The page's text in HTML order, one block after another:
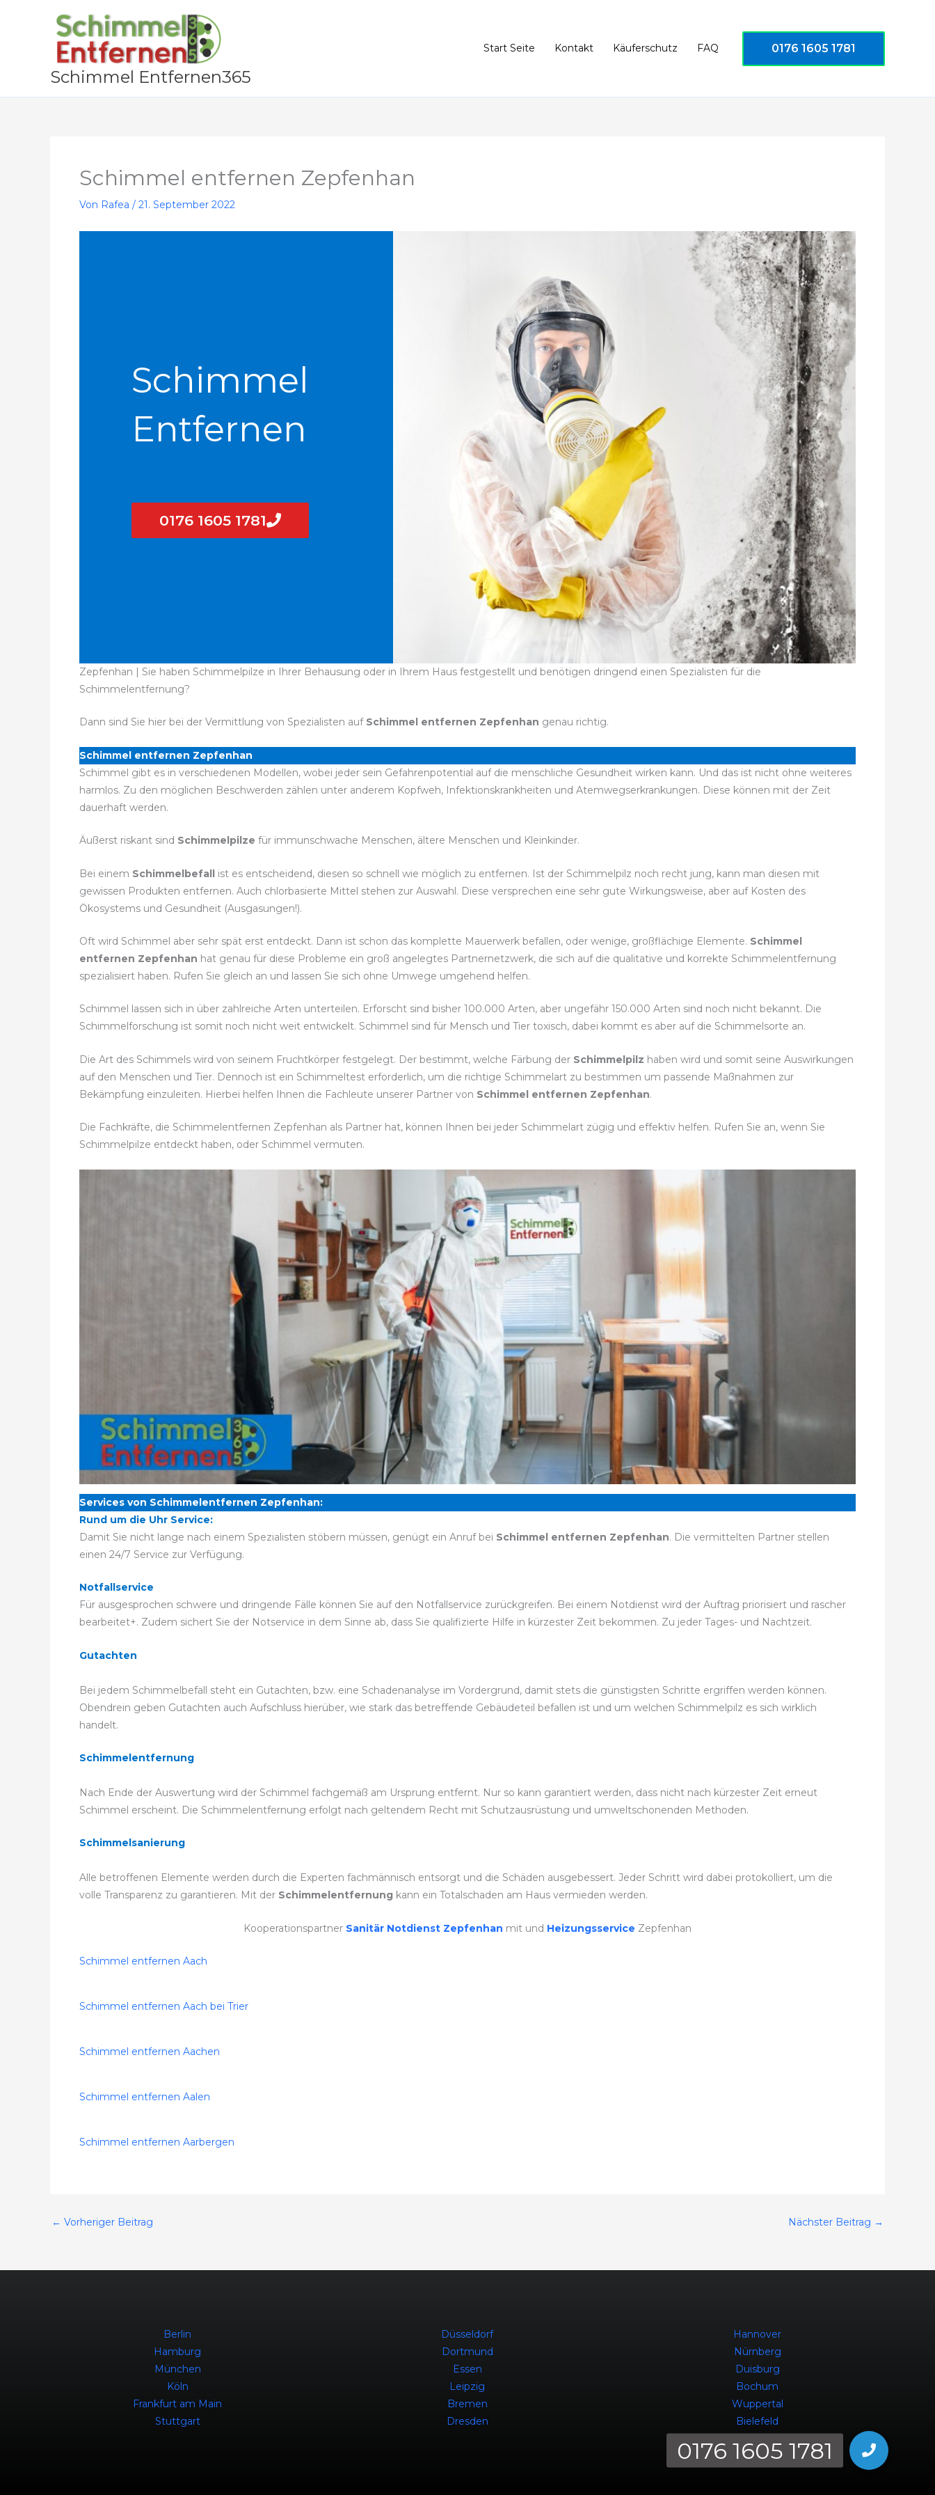
Schimmel Entfernen365
Start Seite Kontakt Käuferschutz FAQ 0176 1605 1781
Schimmel entfernen Zepfenhan
Von Rafea / 21. September 2022
Schimmel
Entfernen
0176 1605 1781
Zepfenhan | Sie haben Schimmelpilze in Ihrer Behausung oder in Ihrem Haus festgestellt und benötigen dringend einen Spezialisten für die
Schimmelentfernung?
Dann sind Sie hier bei der Vermittlung von Spezialisten auf Schimmel entfernen Zepfenhan genau richtig.
Schimmel entfernen Zepfenhan
Schimmel gibt es in verschiedenen Modellen, wobei jeder sein Gefahrenpotential auf die menschliche Gesundheit wirken kann. Und das ist nicht ohne weiteres
harmlos. Zu den möglichen Beschwerden zählen unter anderem Kopfweh, Infektionskrankheiten und Atemwegserkrankungen. Diese können mit der Zeit
dauerhaft werden.
Äußerst riskant sind Schimmelpilze für immunschwache Menschen, ältere Menschen und Kleinkinder.
Bei einem Schimmelbefall ist es entscheidend, diesen so schnell wie möglich zu entfernen. Ist der Schimmelpilz noch recht jung, kann man diesen mit
gewissen Produkten entfernen. Auch chlorbasierte Mittel stehen zur Auswahl. Diese versprechen eine sehr gute Wirkungsweise, aber auf Kosten des
Ökosystems und Gesundheit (Ausgasungen!).
Oft wird Schimmel aber sehr spät erst entdeckt. Dann ist schon das komplette Mauerwerk befallen, oder wenige, großflächige Elemente. Schimmel
entfernen Zepfenhan hat genau für diese Probleme ein groß angelegtes Partnernetzwerk, die sich auf die qualitative und korrekte Schimmelentfernung
spezialisiert haben. Rufen Sie gleich an und lassen Sie sich ohne Umwege umgehend helfen.
Schimmel lassen sich in über zahlreiche Arten unterteilen. Erforscht sind bisher 100.000 Arten, aber ungefähr 150.000 Arten sind noch nicht bekannt. Die
Schimmelforschung ist somit noch nicht weit entwickelt. Schimmel sind für Mensch und Tier toxisch, dabei kommt es aber auf die Schimmelsorte an.
Die Art des Schimmels wird von seinem Fruchtkörper festgelegt. Der bestimmt, welche Färbung der Schimmelpilz haben wird und somit seine Auswirkungen
auf den Menschen und Tier. Dennoch ist ein Schimmeltest erforderlich, um die richtige Schimmelart zu bestimmen um passende Maßnahmen zur
Bekämpfung einzuleiten. Hierbei helfen Ihnen die Fachleute unserer Partner von Schimmel entfernen Zepfenhan.
Die Fachkräfte, die Schimmelentfernen Zepfenhan als Partner hat, können Ihnen bei jeder Schimmelart zügig und effektiv helfen. Rufen Sie an, wenn Sie
Schimmelpilze entdeckt haben, oder Schimmel vermuten.
Services von Schimmelentfernen Zepfenhan:
Rund um die Uhr Service:
Damit Sie nicht lange nach einem Spezialisten stöbern müssen, genügt ein Anruf bei Schimmel entfernen Zepfenhan. Die vermittelten Partner stellen
einen 24/7 Service zur Verfügung.
Notfallservice
Für ausgesprochen schwere und dringende Fälle können Sie auf den Notfallservice zurückgreifen. Bei einem Notdienst wird der Auftrag priorisiert und rascher
bearbeitet+. Zudem sichert Sie der Notservice in dem Sinne ab, dass Sie qualifizierte Hilfe in kürzester Zeit bekommen. Zu jeder Tages- und Nachtzeit.
Gutachten
Bei jedem Schimmelbefall steht ein Gutachten, bzw. eine Schadenanalyse im Vordergrund, damit stets die günstigsten Schritte ergriffen werden können.
Obendrein geben Gutachten auch Aufschluss hierüber, wie stark das betreffende Gebäudeteil befallen ist und um welchen Schimmelpilz es sich wirklich
handelt.
Schimmelentfernung
Nach Ende der Auswertung wird der Schimmel fachgemäß am Ursprung entfernt. Nur so kann garantiert werden, dass nicht nach kürzester Zeit erneut
Schimmel erscheint. Die Schimmelentfernung erfolgt nach geltendem Recht mit Schutzausrüstung und umweltschonenden Methoden.
Schimmelsanierung
Alle betroffenen Elemente werden durch die Experten fachmännisch entsorgt und die Schäden ausgebessert. Jeder Schritt wird dabei protokolliert, um die
volle Transparenz zu garantieren. Mit der Schimmelentfernung kann ein Totalschaden am Haus vermieden werden.
Kooperationspartner Sanitär Notdienst Zepfenhan mit und Heizungsservice Zepfenhan
Schimmel entfernen Aach
Schimmel entfernen Aach bei Trier
Schimmel entfernen Aachen
Schimmel entfernen Aalen
Schimmel entfernen Aarbergen
← Vorheriger Beitrag Nächster Beitrag →
Berlin
Hamburg
München
Köln
Frankfurt am Main
Stuttgart
Düsseldorf
Dortmund
Essen
Leipzig
Bremen
Dresden
Hannover
Nürnberg
Duisburg
Bochum
Wuppertal
Bielefeld